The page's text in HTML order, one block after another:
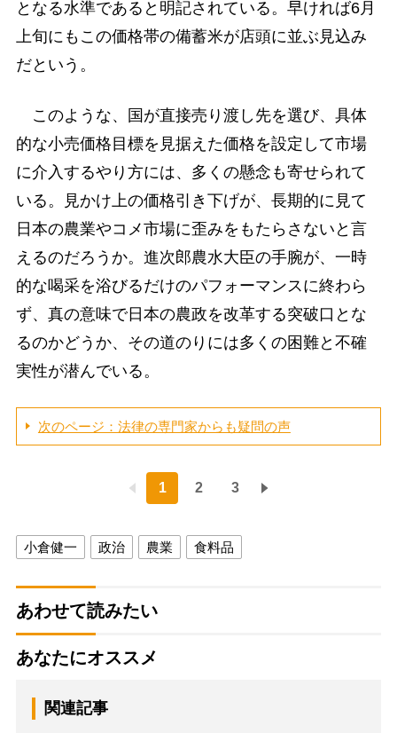
となる水準であると明記されている。早ければ6月
上旬にもこの価格帯の備蓄米が店頭に並ぶ見込み
だという。
このような、国が直接売り渡し先を選び、具体
的な小売価格目標を見据えた価格を設定して市場
に介入するやり方には、多くの懸念も寄せられて
いる。見かけ上の価格引き下げが、長期的に見て
日本の農業やコメ市場に歪みをもたらさないと言
えるのだろうか。進次郎農水大臣の手腕が、一時
的な喝采を浴びるだけのパフォーマンスに終わら
ず、真の意味で日本の農政を改革する突破口とな
るのかどうか、その道のりには多くの困難と不確
実性が潜んでいる。
次のページ：法律の専門家からも疑問の声
1 2 3
小倉健一 政治 農業 食料品
あわせて読みたい
あなたにオススメ
関連記事